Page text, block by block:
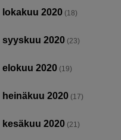
lokakuu 2020 (18)
syyskuu 2020 (23)
elokuu 2020 (19)
heinäkuu 2020 (17)
kesäkuu 2020 (21)